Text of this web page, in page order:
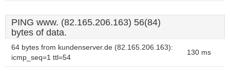
PING www. (82.165.206.163) 56(84)
bytes of data.
64 bytes from kundenserver.de (82.165.206.163):
icmp_seq=1 ttl=54
130 ms